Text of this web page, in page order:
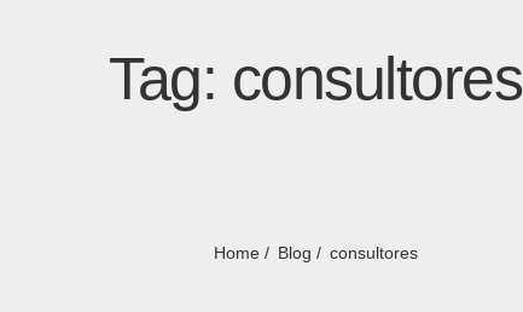
Tag: consultores
Home Blog consultores